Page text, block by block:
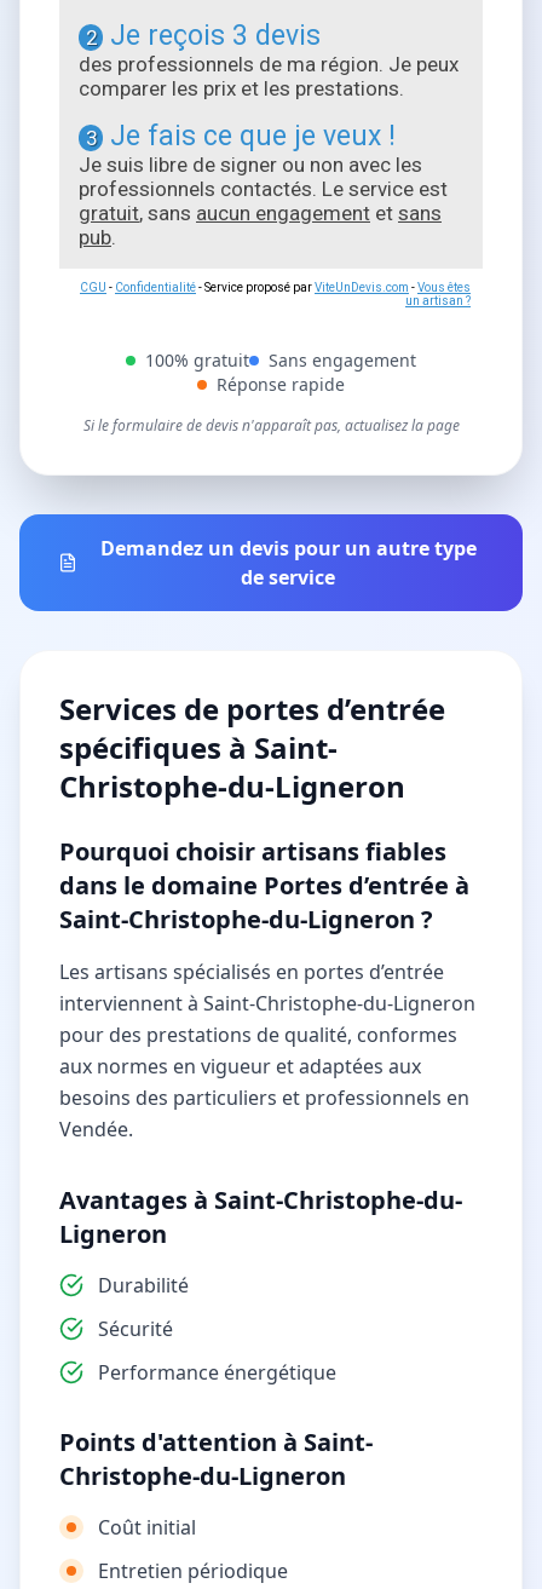
2 Je reçois 3 devis
des professionnels de ma région. Je peux
comparer les prix et les prestations.
3 Je fais ce que je veux !
Je suis libre de signer ou non avec les
professionnels contactés. Le service est
gratuit, sans aucun engagement et sans
pub.
CGU - Confidentialité- Service proposé parViteUnDevis.com -Vous êtes
un artisan ?
100% gratuit
Sans engagement
Réponse rapide
Si le formulaire de devis n'apparaît pas, actualisez la page
Demandez un devis pour un autre type
de service
Services de portes d’entrée
spécifiques à Saint-
Christophe-du-Ligneron
Pourquoi choisir artisans fiables
dans le domaine Portes d’entrée à
Saint-Christophe-du-Ligneron ?
Les artisans spécialisés en portes d’entrée
interviennent à Saint-Christophe-du-Ligneron
pour des prestations de qualité, conformes
aux normes en vigueur et adaptées aux
besoins des particuliers et professionnels en
Vendée.
Avantages à Saint-Christophe-du-
Ligneron
Durabilité
Sécurité
Performance énergétique
Points d'attention à Saint-
Christophe-du-Ligneron
Coût initial
Entretien périodique